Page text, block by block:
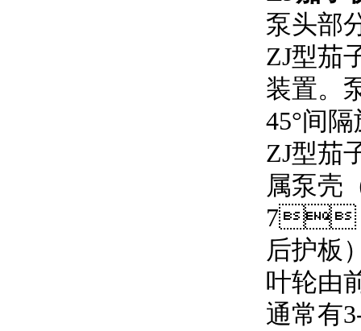
泵头部
ZJ型茄
装置
45°间
ZJ型茄
属泵壳
7；
后护板
叶轮由前
通常有3-